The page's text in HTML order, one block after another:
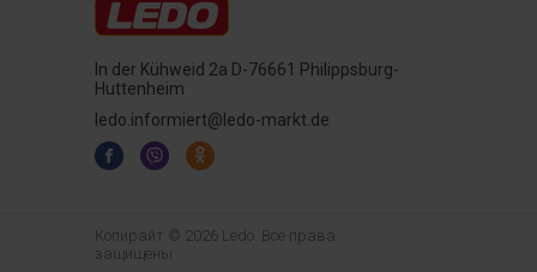
In der Kühweid 2a D-76661 Philippsburg-
Huttenheim
ledo.informiert@ledo-markt.de
Копирайт © 2026 Ledo. Все права
защищены